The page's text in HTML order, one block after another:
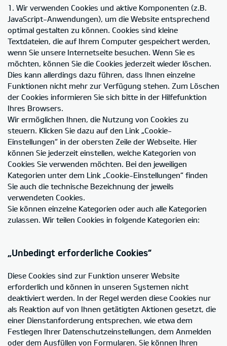
1. Wir verwenden Cookies und aktive Komponenten (z.B.
JavaScript-Anwendungen), um die Website entsprechend
optimal gestalten zu können. Cookies sind kleine
Textdateien, die auf Ihrem Computer gespeichert werden,
wenn Sie unsere Internetseite besuchen. Wenn Sie es
möchten, können Sie die Cookies jederzeit wieder löschen.
Dies kann allerdings dazu führen, dass Ihnen einzelne
Funktionen nicht mehr zur Verfügung stehen. Zum Löschen
der Cookies informieren Sie sich bitte in der Hilfefunktion
Ihres Browsers.
Wir ermöglichen Ihnen, die Nutzung von Cookies zu
steuern. Klicken Sie dazu auf den Link „Cookie-
Einstellungen“ in der obersten Zeile der Webseite. Hier
können Sie jederzeit einstellen, welche Kategorien von
Cookies Sie verwenden möchten. Bei den jeweiligen
Kategorien unter dem Link „Cookie-Einstellungen“ finden
Sie auch die technische Bezeichnung der jeweils
verwendeten Cookies.
Sie können einzelne Kategorien oder auch alle Kategorien
zulassen. Wir teilen Cookies in folgende Kategorien ein:
„Unbedingt erforderliche Cookies“
Diese Cookies sind zur Funktion unserer Website
erforderlich und können in unseren Systemen nicht
deaktiviert werden. In der Regel werden diese Cookies nur
als Reaktion auf von Ihnen getätigten Aktionen gesetzt, die
einer Dienstanforderung entsprechen, wie etwa dem
Festlegen Ihrer Datenschutzeinstellungen, dem Anmelden
oder dem Ausfüllen von Formularen. Sie können Ihren